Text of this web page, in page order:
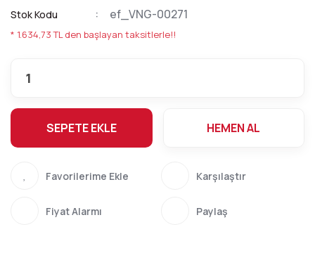
Stok Kodu ef_VNG-00271
* 1.634,73 TL den başlayan taksitlerle!!
SEPETE EKLE HEMEN AL
Karşılaştır
Fiyat Alarmı Paylaş